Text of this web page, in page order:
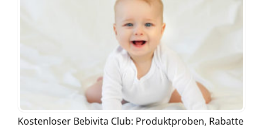
Kostenloser Bebivita Club: Produktproben, Rabatte